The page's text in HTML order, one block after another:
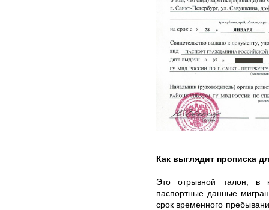
Как выглядит прописка
Это отрывной талон, в
паспортные данные
срок временного